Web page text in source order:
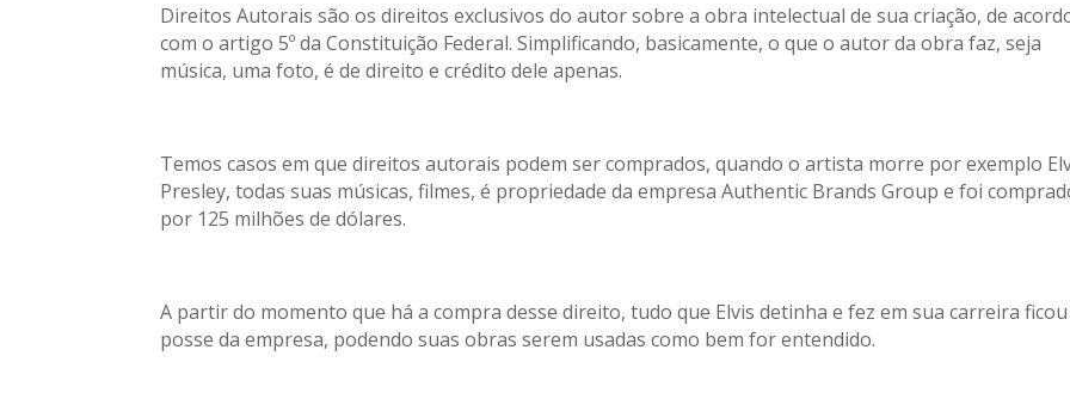
Direitos Autorais são os direitos exclusivos do autor sobre a obra intelectual de sua criação, de
com o artigo 5º da Constituição Federal. Simplificando, basicamente, o que o autor da obra faz, seja
música, uma foto, é de direito e crédito dele apenas.
Temos casos em que direitos autorais podem ser comprados, quando o artista morre por exemplo
Presley, todas suas músicas, filmes, é propriedade da empresa Authentic Brands Group e foi
por 125 milhões de dólares.
A partir do momento que há a compra desse direito, tudo que Elvis detinha e fez em sua carreira
posse da empresa, podendo suas obras serem usadas como bem for entendido.